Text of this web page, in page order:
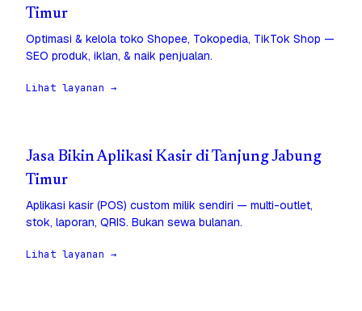
Timur
Optimasi & kelola toko Shopee, Tokopedia, TikTok Shop —
SEO produk, iklan, & naik penjualan.
Lihat layanan →
Jasa Bikin Aplikasi Kasir di Tanjung Jabung
Timur
Aplikasi kasir (POS) custom milik sendiri — multi-outlet,
stok, laporan, QRIS. Bukan sewa bulanan.
Lihat layanan →